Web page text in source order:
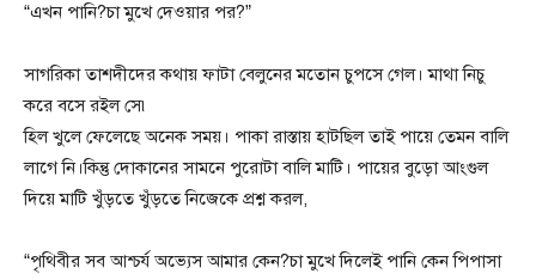
“এখন পানি?চা মুখে দেওয়ার পর?”
সাগরিকা তাশদীদের কথায় ফাটা বেলুনের মতোন চুপসে গেল। মাথা নিচু
করে বসে রইল সে৷
হিল খুলে ফেলেছে অনেক সময়। পাকা রাস্তায় হাটছিল তাই পায়ে তেমন বালি
লাগে নি।কিন্তু দোকানের সামনে পুরোটা বালি মাটি। পায়ের বুড়ো আংগুল
দিয়ে মাটি খুঁড়তে খুঁড়তে নিজেকে প্রশ্ন করল,
“পৃথিবীর সব আশ্চর্য অভ্যেস আমার কেন?চা মুখে দিলেই পানি কেন পিপাসা